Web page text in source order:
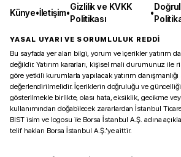
Künye•İletişim•
Gizlilik ve KVKK
Politikası
•
YASAL UYARI VE SORUMLULUK REDDİ
Bu sayfada yer alan bilgi, yorum ve içerikler yatırım
değildir. Yatırım kararları, kişisel mali durumunuz ile
göre yetkili kurumlarla yapılacak yatırım
değerlendirilmelidir. İçeriklerin doğruluğu ve
gösterilmekle birlikte, olası hata, eksiklik, gecikme
kullanımından doğabilecek zararlardan İstanbul
BIST isim ve logosu ile Borsa İstanbul A.Ş. adına
telif hakları Borsa İstanbul A.Ş.’ye aittir.